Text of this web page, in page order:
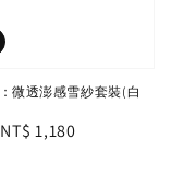
微透澎感雪紗套裝(白
Sale
NT$ 1,180